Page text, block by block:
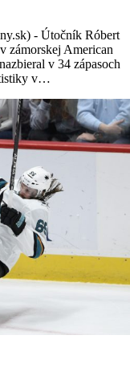
- Útočník Róbert
zámorskej American
v 34 zápasoch
v…